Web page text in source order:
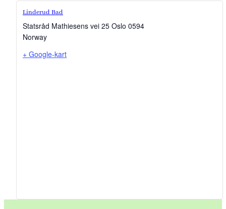
Linderud Bad
Statsråd Mathiesens vei 25 Oslo 0594
Norway
+ Google-kart